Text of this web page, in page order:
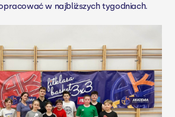
w najbliższych tygodniach.